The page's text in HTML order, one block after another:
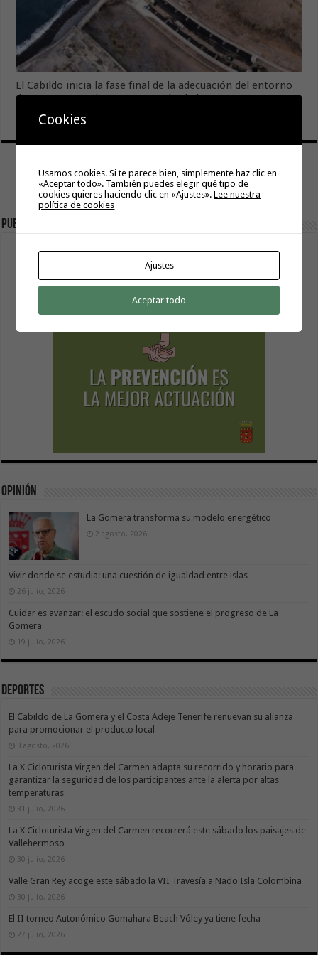
El Cabildo inicia la fase final de la adecuación del entorno
de La Rajita con la pavimentación de los aparcamientos
8 agosto, 2026
Publicidad
Opinión
La Gomera transforma su modelo energético
2 agosto, 2026
Vivir donde se estudia: una cuestión de igualdad entre islas
26 julio, 2026
Cuidar es avanzar: el escudo social que sostiene el progreso de La
Gomera
19 julio, 2026
Deportes
El Cabildo de La Gomera y el Costa Adeje Tenerife renuevan su alianza
para promocionar el producto local
3 agosto, 2026
La X Cicloturista Virgen del Carmen adapta su recorrido y horario para
garantizar la seguridad de los participantes ante la alerta por altas
temperaturas
31 julio, 2026
La X Cicloturista Virgen del Carmen recorrerá este sábado los paisajes de
Vallehermoso
30 julio, 2026
Valle Gran Rey acoge este sábado la VII Travesía a Nado Isla Colombina
30 julio, 2026
El II torneo Autonómico Gomahara Beach Vóley ya tiene fecha
27 julio, 2026
Cookies
Usamos cookies. Si te parece bien, simplemente haz clic en
«Aceptar todo». También puedes elegir qué tipo de
cookies quieres haciendo clic en «Ajustes».Lee nuestra
política de cookies
Ajustes
Aceptar todo